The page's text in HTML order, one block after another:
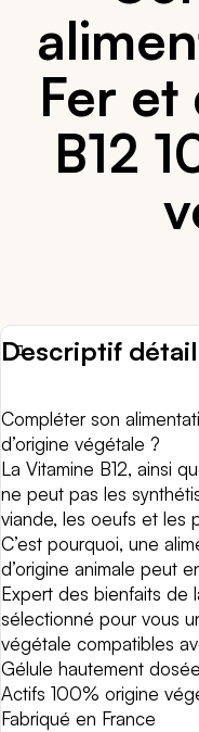
Fer et
B12
Descriptif
Compléter son
d’origine végétale ?
La Vitamine B12, ainsi
ne peut pas les
viande, les oeufs et les
C’est pourquoi, une
d’origine animale peut
Expert des bienfaits de
sélectionné pour vous
végétale compatibles
Gélule hautement dosée
Actifs 100% origine
Fabriqué en France